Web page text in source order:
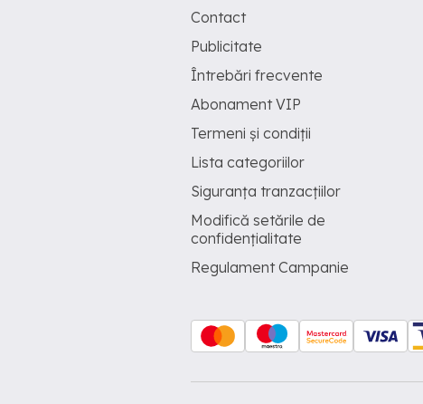
Contact
Publicitate
Întrebări frecvente
Abonament VIP
Termeni și condiții
Lista categoriilor
Siguranța tranzacțiilor
Modifică setările de
confidențialitate
Regulament Campanie